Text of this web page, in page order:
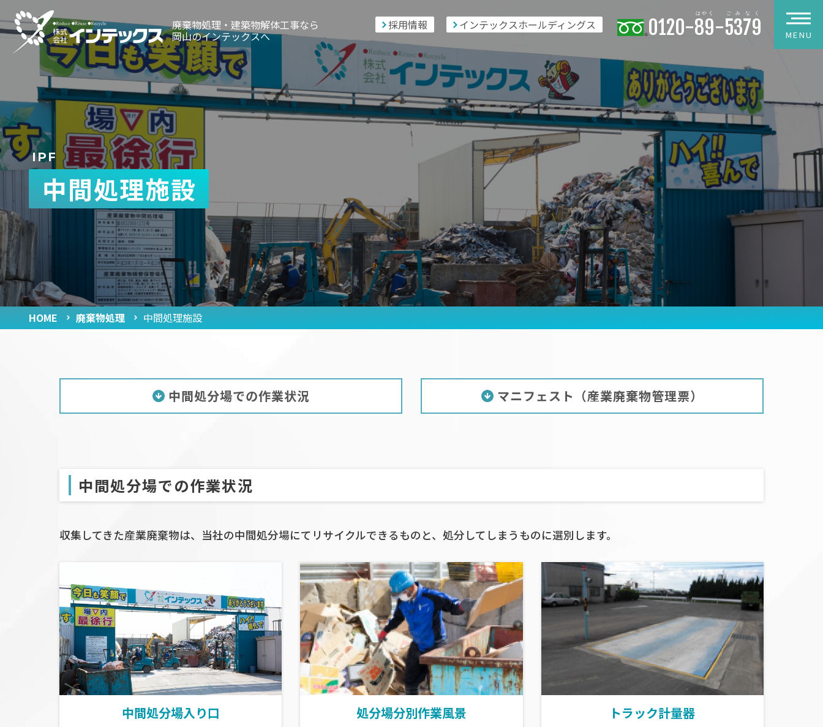
廃棄物処理・建築物解体工事なら
岡山のインテックスへ
採用情報 インテックスホールディングス 0120-89-5379 MENU
0120-89-5379 お問い合わせフォーム
廃棄物処理
取扱品目
産業廃棄物処理フロー
お客様お取引までの流れ
建築物解体工事
会社案内
インテックスの強み
社長メッセージ
会社概要
採用情報
お知らせ
個人情報保護方針
グループ企業
お問い合わせ
IPF
中間処理施設
HOME 廃棄物処理 中間処理施設
中間処分場での作業状況 マニフェスト（産業廃棄物管理票）
中間処分場での作業状況
収集してきた産業廃棄物は、当社の中間処分場にてリサイクルできるものと、処分してしまうものに選別します。
中間処分場入り口 処分場分別作業風景 トラック計量器